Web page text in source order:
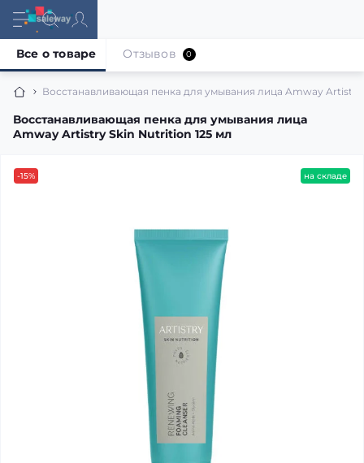
Восстанавливающая пенка для умывания лица Amway
Восстанавливающая пенка для умывания лица
Amway Artistry Skin Nutrition 125 мл
Все о товаре Отзывов 0
-15% на складе